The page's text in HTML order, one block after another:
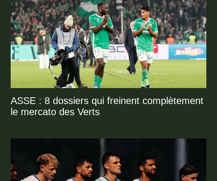
ASSE : 8 dossiers qui freinent complètement
le mercato des Verts